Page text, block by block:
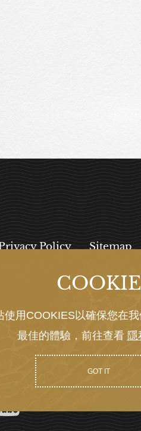
COOKIE
使用COOKIES以確保您在
最佳的體驗，前往查看
GOT IT
Policy Sitemap
City, 112027
BY GRNET